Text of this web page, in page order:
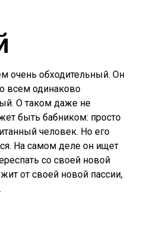
очень обходительный. Он
всем одинаково
О таком даже не
быть бабником: просто
человек. Но его
На самом деле он ищет
со своей новой
от своей новой пассии,